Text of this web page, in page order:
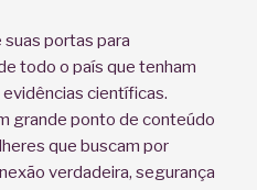
suas portas para
todo o país que tenham
científicas.
grande ponto de conteúdo
que buscam por
verdadeira, segurança